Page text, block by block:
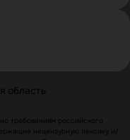
требованиям российского
нецензурную лексику и/